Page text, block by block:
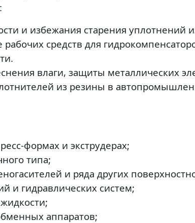
и избежания старения уплотнений
рабочих средств для
влаги, защиты металлических
из резины в
формах и экструдерах;
типа;
и ряда других
и гидравлических систем;
аппаратов;